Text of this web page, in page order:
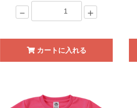
－ ＋
カートに入れる